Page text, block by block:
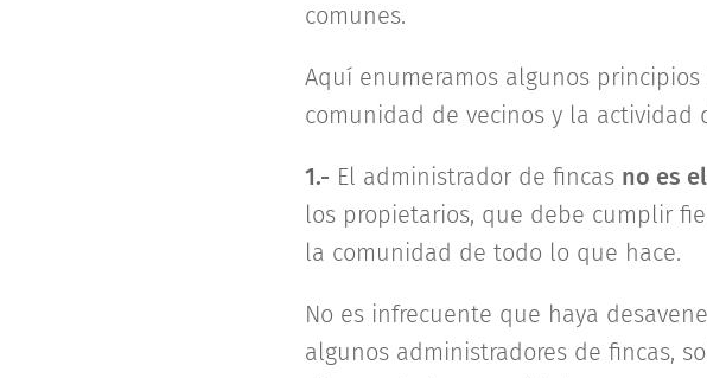
comunes.
Aquí enumeramos algunos
comunidad de vecinos y la actividad
1.- El administrador de fincas no es
los propietarios, que debe cumplir
la comunidad de todo lo que hace.
No es infrecuente que haya
algunos administradores de fincas,